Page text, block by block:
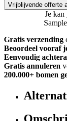
Vrijblijvende offerte
Je
Gratis verzending
Beoordeel vooraf
Eenvoudig
Gratis annuleren
200.000+ bomen